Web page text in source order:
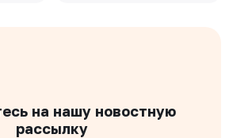
на нашу новостную
рассылку